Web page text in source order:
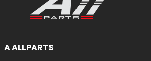
A ALLPARTS